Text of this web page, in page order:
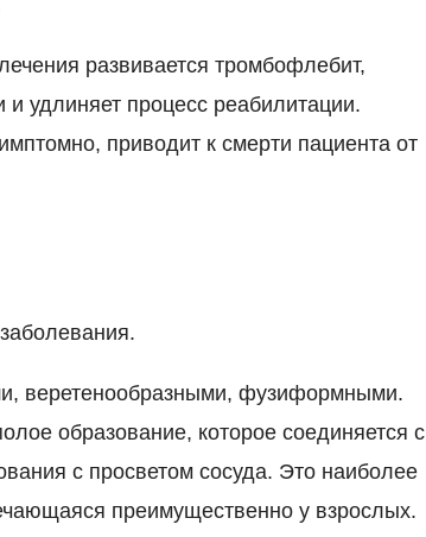
развивается тромбофлебит,
и удлиняет процесс реабилитации.
приводит к смерти пациента от
веретенообразными, фузиформными.
образование, которое соединяется с
с просветом сосуда. Это наиболее
преимущественно у взрослых.